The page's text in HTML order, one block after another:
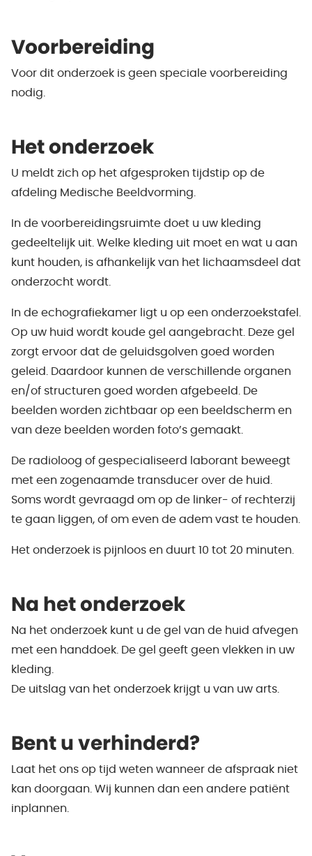
Voorbereiding
Voor dit onderzoek is geen speciale voorbereiding
nodig.
Het onderzoek
U meldt zich op het afgesproken tijdstip op de
afdeling Medische Beeldvorming.
In de voorbereidingsruimte doet u uw kleding
gedeeltelijk uit. Welke kleding uit moet en wat u aan
kunt houden, is afhankelijk van het lichaamsdeel dat
onderzocht wordt.
In de echografiekamer ligt u op een onderzoekstafel.
Op uw huid wordt koude gel aangebracht. Deze gel
zorgt ervoor dat de geluidsgolven goed worden
geleid. Daardoor kunnen de verschillende organen
en/of structuren goed worden afgebeeld. De
beelden worden zichtbaar op een beeldscherm en
van deze beelden worden foto’s gemaakt.
De radioloog of gespecialiseerd laborant beweegt
met een zogenaamde transducer over de huid.
Soms wordt gevraagd om op de linker- of rechterzij
te gaan liggen, of om even de adem vast te houden.
Het onderzoek is pijnloos en duurt 10 tot 20 minuten.
Na het onderzoek
Na het onderzoek kunt u de gel van de huid afvegen
met een handdoek. De gel geeft geen vlekken in uw
kleding.
De uitslag van het onderzoek krijgt u van uw arts.
Bent u verhinderd?
Laat het ons op tijd weten wanneer de afspraak niet
kan doorgaan. Wij kunnen dan een andere patiënt
inplannen.